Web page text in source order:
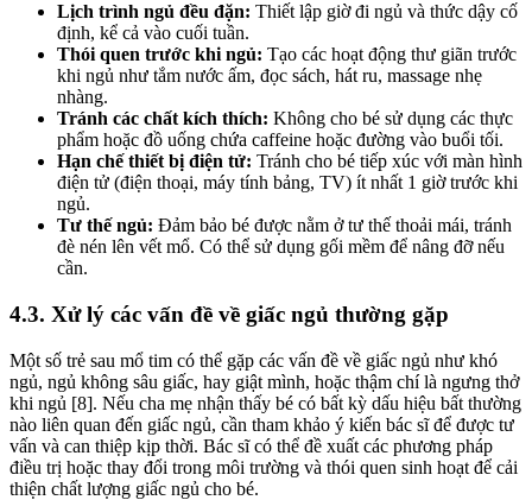
Lịch trình ngủ đều đặn: Thiết lập giờ đi ngủ và thức dậy cố
định, kể cả vào cuối tuần.
Thói quen trước khi ngủ: Tạo các hoạt động thư giãn trước
khi ngủ như tắm nước ấm, đọc sách, hát ru, massage nhẹ
nhàng.
Tránh các chất kích thích: Không cho bé sử dụng các thực
phẩm hoặc đồ uống chứa caffeine hoặc đường vào buổi tối.
Hạn chế thiết bị điện tử: Tránh cho bé tiếp xúc với màn hình
điện tử (điện thoại, máy tính bảng, TV) ít nhất 1 giờ trước khi
ngủ.
Tư thế ngủ: Đảm bảo bé được nằm ở tư thế thoải mái, tránh
đè nén lên vết mổ. Có thể sử dụng gối mềm để nâng đỡ nếu
cần.
4.3. Xử lý các vấn đề về giấc ngủ thường gặp
Một số trẻ sau mổ tim có thể gặp các vấn đề về giấc ngủ như khó
ngủ, ngủ không sâu giấc, hay giật mình, hoặc thậm chí là ngưng thở
khi ngủ [8]. Nếu cha mẹ nhận thấy bé có bất kỳ dấu hiệu bất thường
nào liên quan đến giấc ngủ, cần tham khảo ý kiến bác sĩ để được tư
vấn và can thiệp kịp thời. Bác sĩ có thể đề xuất các phương pháp
điều trị hoặc thay đổi trong môi trường và thói quen sinh hoạt để cải
thiện chất lượng giấc ngủ cho bé.